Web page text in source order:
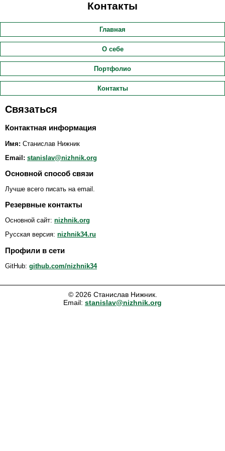
Контакты
Главная
О себе
Портфолио
Контакты
Связаться
Контактная информация
Имя: Станислав Нижник
Email: stanislav@nizhnik.org
Основной способ связи
Лучше всего писать на email.
Резервные контакты
Основной сайт: nizhnik.org
Русская версия: nizhnik34.ru
Профили в сети
GitHub: github.com/nizhnik34
© 2026 Станислав Нижник.
Email: stanislav@nizhnik.org